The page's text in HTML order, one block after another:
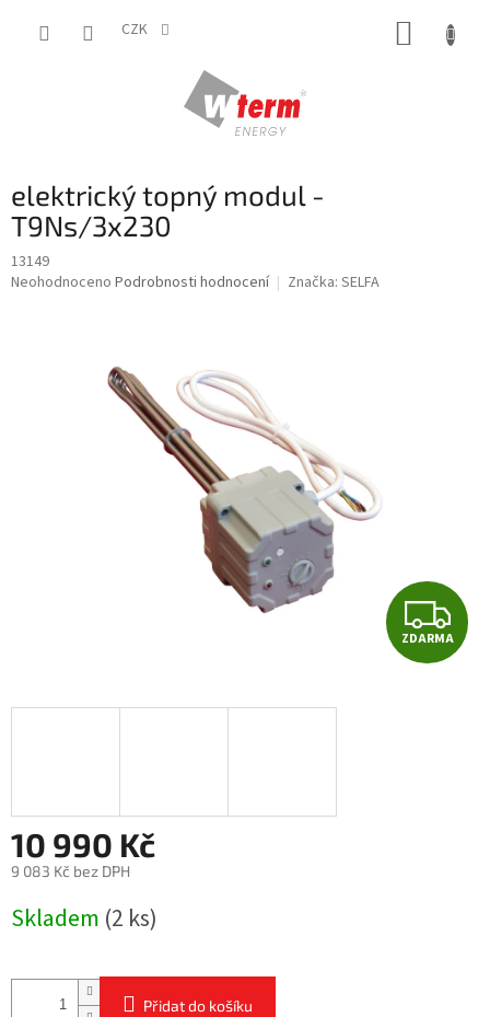
CZK
elektrický topný modul -
T9Ns/3x230
13149
Průměrné
Neohodnoceno Podrobnosti hodnocení Značka: SELFA
Z
D
ZDARMA
10 990 Kč
9 083 Kč bez DPH
cena:
Skladem (2 ks)
Přidat do košíku